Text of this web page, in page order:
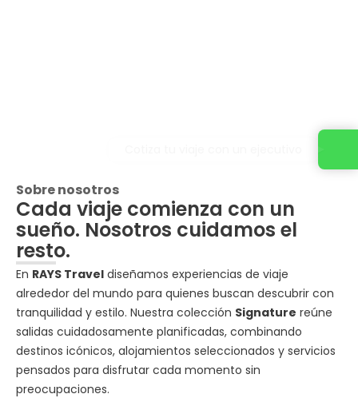
Sobre nosotros
Cada viaje comienza con un
sueño. Nosotros cuidamos el
resto.
En RAYS Travel diseñamos experiencias de viaje
alrededor del mundo para quienes buscan descubrir con
tranquilidad y estilo. Nuestra colección Signature reúne
salidas cuidadosamente planificadas, combinando
destinos icónicos, alojamientos seleccionados y servicios
pensados para disfrutar cada momento sin
preocupaciones.